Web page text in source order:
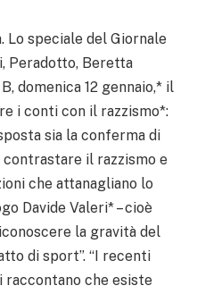
Lo speciale del Giornale
Peradotto, Beretta
domenica 12 gennaio,* il
i conti con il razzismo*:
sia la conferma di
il razzismo e
che attanagliano lo
Davide Valeri* – cioè
la gravità del
di sport”. “I recenti
raccontano che esiste